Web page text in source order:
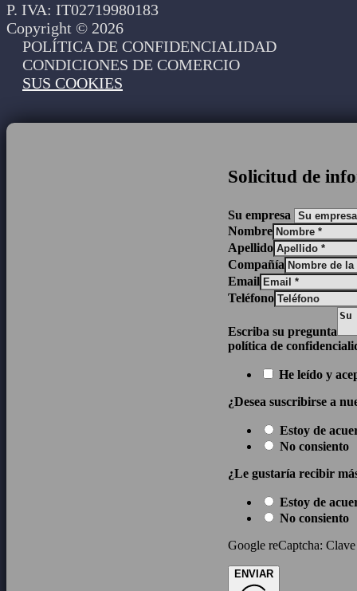
P. IVA: IT02719980183
Copyright © 2026
POLÍTICA DE CONFIDENCIALIDAD
CONDICIONES DE COMERCIO
SUS COOKIES
Solicitud de
Su empresa
Nombre
Apellido
Compañía
Email
Teléfono
Escriba su pregunta
política de
He leído y
¿Desea suscribirse a
Estoy de
No consiento
¿Le gustaría recibir
Estoy de
No consiento
Google reCaptcha:
ENVIAR